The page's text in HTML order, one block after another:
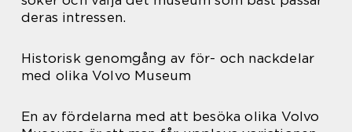
deras intressen.
Historisk genomgång av för- och nackdelar
med olika Volvo Museum
En av fördelarna med att besöka olika Volvo